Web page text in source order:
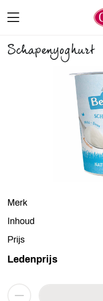
Schapenyoghurt
Merk
Inhoud
Prijs
Ledenprijs